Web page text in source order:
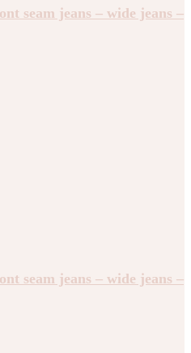
seam jeans – wide jeans –
seam jeans – wide jeans –